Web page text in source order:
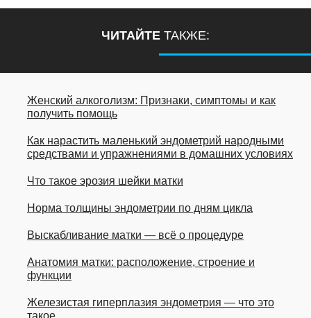
ЧИТАЙТЕ ТАКЖЕ:
Женский алкоголизм: Признаки, симптомы и как
получить помощь
Как нарастить маленький эндометрий народными
средствами и упражнениями в домашних условиях
Что такое эрозия шейки матки
Норма толщины эндометрии по дням цикла
Выскабливание матки — всё о процедуре
Анатомия матки: расположение, строение и
функции
Железистая гиперплазия эндометрия — что это
такое